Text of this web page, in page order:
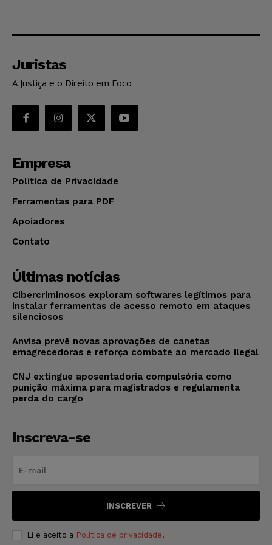
Juristas
A Justiça e o Direito em Foco
Empresa
Política de Privacidade
Ferramentas para PDF
Apoiadores
Contato
Últimas notícias
Cibercriminosos exploram softwares legítimos para
instalar ferramentas de acesso remoto em ataques
silenciosos
Anvisa prevê novas aprovações de canetas
emagrecedoras e reforça combate ao mercado ilegal
CNJ extingue aposentadoria compulsória como
punição máxima para magistrados e regulamenta
perda do cargo
Inscreva-se
INSCREVER
Li e aceito a Política de privacidade.